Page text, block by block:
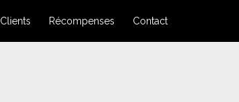
Clients Récompenses Contact